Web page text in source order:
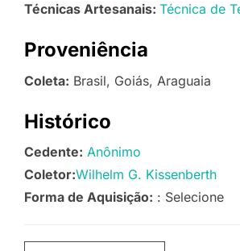
Técnicas Artesanais: Técnica de
Proveniência
Coleta: Brasil, Goiás, Araguaia
Histórico
Cedente: Anônimo
Coletor:Wilhelm G. Kissenberth
Forma de Aquisição: : Selecione